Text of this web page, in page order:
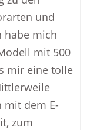
und
habe mich
mit 500
mir eine tolle
mit dem E-
zum